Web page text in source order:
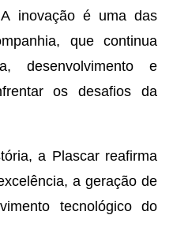
inovação é uma das
que continua
desenvolvimento e
os desafios da
a Plascar reafirma
a geração de
tecnológico do